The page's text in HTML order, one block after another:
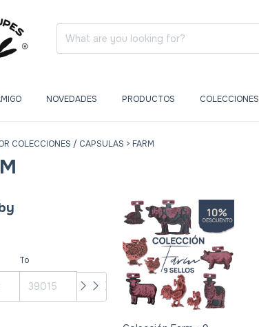
NOVEDADES PRODUCTOS COLECCIONES
COLECCIONES / CAPSULAS > FARM
To